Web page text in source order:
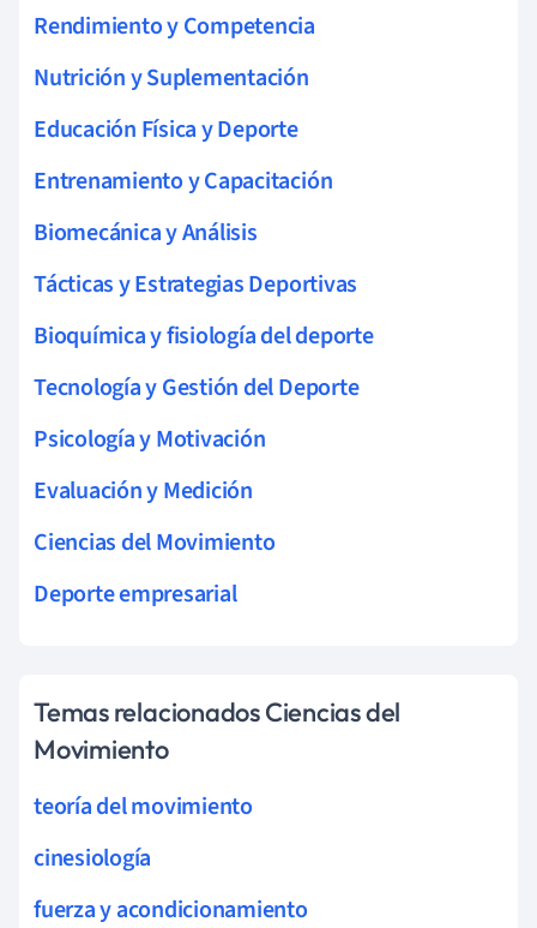
Rendimiento y Competencia
Nutrición y Suplementación
Educación Física y Deporte
Entrenamiento y Capacitación
Biomecánica y Análisis
Tácticas y Estrategias Deportivas
Bioquímica y fisiología del deporte
Tecnología y Gestión del Deporte
Psicología y Motivación
Evaluación y Medición
Ciencias del Movimiento
Deporte empresarial
Temas relacionados Ciencias del
Movimiento
teoría del movimiento
cinesiología
fuerza y acondicionamiento